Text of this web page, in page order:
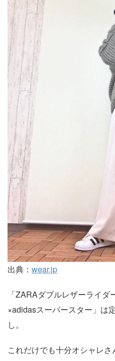
出典： wear.jp
「ZARAダブルレザーライ
×adidasスーパースター」は
し。
これだけでも十分オシャレ